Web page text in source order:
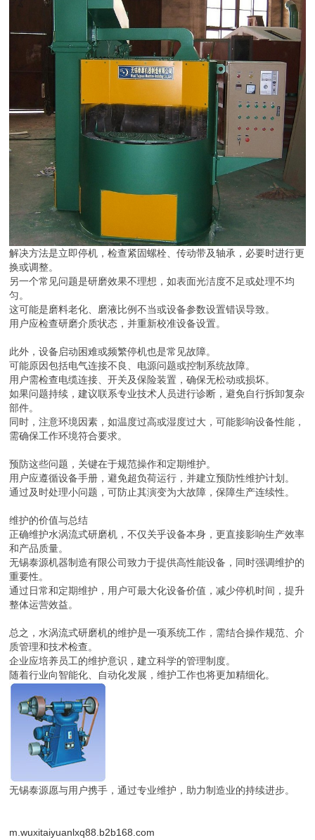
解决方法是立即停机，检查紧固螺栓、传动带及轴承，必要时进行更
换或调整。
另一个常见问题是研磨效果不理想，如表面光洁度不足或处理不均
匀。
这可能是磨料老化、磨液比例不当或设备参数设置错误导致。
用户应检查研磨介质状态，并重新校准设备设置。
此外，设备启动困难或频繁停机也是常见故障。
可能原因包括电气连接不良、电源问题或控制系统故障。
用户需检查电缆连接、开关及保险装置，确保无松动或损坏。
如果问题持续，建议联系专业技术人员进行诊断，避免自行拆卸复杂
部件。
同时，注意环境因素，如温度过高或湿度过大，可能影响设备性能，
需确保工作环境符合要求。
预防这些问题，关键在于规范操作和定期维护。
用户应遵循设备手册，避免超负荷运行，并建立预防性维护计划。
通过及时处理小问题，可防止其演变为大故障，保障生产连续性。
维护的价值与总结
正确维护水涡流式研磨机，不仅关乎设备本身，更直接影响生产效率
和产品质量。
无锡泰源机器制造有限公司致力于提供高性能设备，同时强调维护的
重要性。
通过日常和定期维护，用户可最大化设备价值，减少停机时间，提升
整体运营效益。
总之，水涡流式研磨机的维护是一项系统工作，需结合操作规范、介
质管理和技术检查。
企业应培养员工的维护意识，建立科学的管理制度。
随着行业向智能化、自动化发展，维护工作也将更加精细化。
无锡泰源愿与用户携手，通过专业维护，助力制造业的持续进步。
m.wuxitaiyuanlxq88.b2b168.com